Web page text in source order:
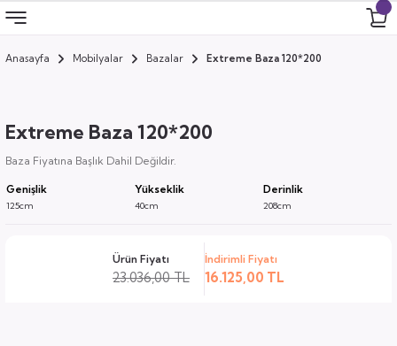
Geri Dön
Geri Dön
Geri Dön
Geri Dön
Anasayfa Mobilyalar Bazalar Extreme Baza 120*200
Extreme Baza 120*200
Baza Fiyatına Başlık Dahil Değildir.
Genişlik Yükseklik Derinlik
125cm 40cm 208cm
Ürün Fiyatı
23.036,00 TL
İndirimli Fiyatı
16.125,00 TL